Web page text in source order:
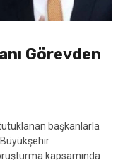
Görevden
başkanlarla
Büyükşehir
kapsamında